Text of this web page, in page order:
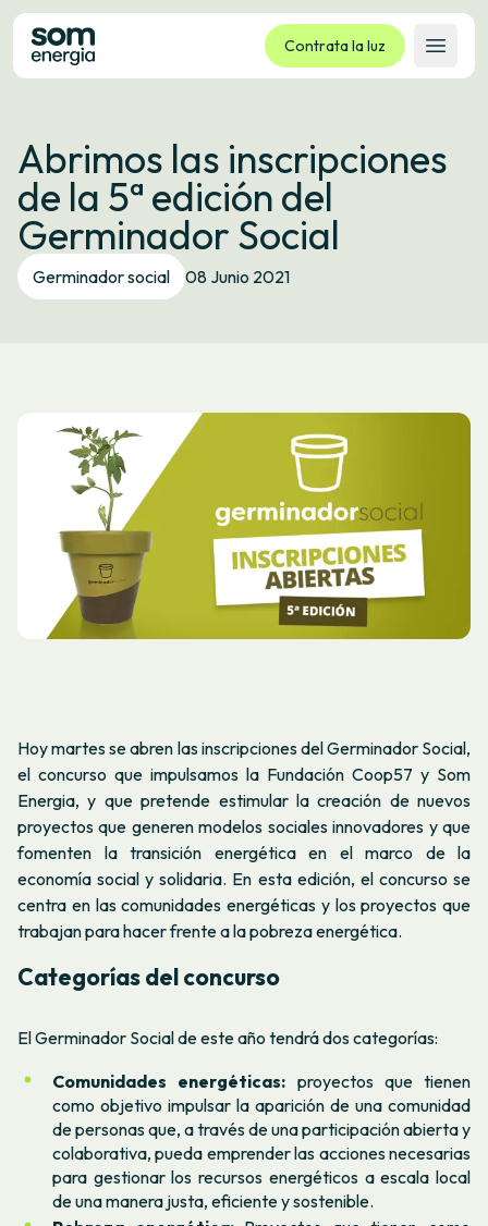
Contrata la luz
Abrir
Tarifas
Servicios
Empresas
La cooperativa
Contacto
Abrimos las inscripciones
de la 5ª edición del
Germinador Social
Germinador social 08 Junio 2021
Hoy martes se abren las inscripciones del Germinador Social,
el concurso que impulsamos la Fundación Coop57 y Som
Energia, y que pretende estimular la creación de nuevos
proyectos que generen modelos sociales innovadores y que
fomenten la transición energética en el marco de la
economía social y solidaria. En esta edición, el concurso se
centra en las comunidades energéticas y los proyectos que
trabajan para hacer frente a la pobreza energética.
Categorías del concurso
El Germinador Social de este año tendrá dos categorías:
Comunidades energéticas: proyectos que tienen
como objetivo impulsar la aparición de una comunidad
de personas que, a través de una participación abierta y
colaborativa, pueda emprender las acciones necesarias
para gestionar los recursos energéticos a escala local
de una manera justa, eficiente y sostenible.